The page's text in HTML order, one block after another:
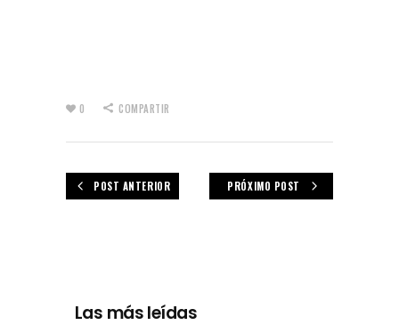
0 COMPARTIR
POST ANTERIOR PRÓXIMO POST
Las más leídas